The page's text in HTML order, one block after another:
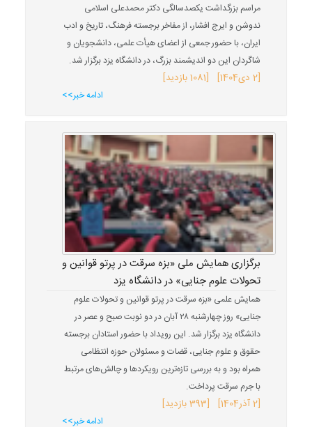
مراسم بزرگداشت یکصدسالگی دکتر محمدعلی اسلامی
ندوشن و ایرج افشار، از مفاخر برجسته فرهنگ، تاریخ و ادب
ایران، با حضور جمعی از اعضای هیأت علمی، دانشجویان و
شاگردان این دو اندیشمند بزرگ، در دانشگاه یزد برگزار شد.
[2 دی 1404] [1081 بازدید]
ادامه خبر>>
برگزاری همایش ملی «بزه سرقت در پرتو قوانین و
تحولات علوم جنایی» در دانشگاه یزد
همایش علمی «بزه سرقت در پرتو قوانین و تحولات علوم
جنایی» روز چهارشنبه ۲۸ آبان در دو نوبت صبح و عصر در
دانشگاه یزد برگزار شد. این رویداد با حضور استادان برجسته
حقوق و علوم جنایی، قضات و مسئولان حوزه انتظامی
همراه بود و به بررسی تازه‌ترین رویکردها و چالش‌های مرتبط
با جرم سرقت پرداخت.
[2 آذر 1404] [393 بازدید]
ادامه خبر>>